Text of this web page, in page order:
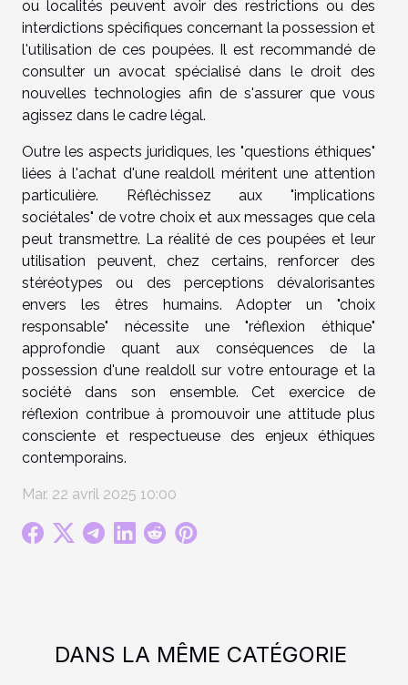
ou localités peuvent avoir des restrictions ou des
interdictions spécifiques concernant la possession et
l'utilisation de ces poupées. Il est recommandé de
consulter un avocat spécialisé dans le droit des
nouvelles technologies afin de s'assurer que vous
agissez dans le cadre légal.
Outre les aspects juridiques, les "questions éthiques"
liées à l'achat d'une realdoll méritent une attention
particulière. Réfléchissez aux "implications
sociétales" de votre choix et aux messages que cela
peut transmettre. La réalité de ces poupées et leur
utilisation peuvent, chez certains, renforcer des
stéréotypes ou des perceptions dévalorisantes
envers les êtres humains. Adopter un "choix
responsable" nécessite une "réflexion éthique"
approfondie quant aux conséquences de la
possession d'une realdoll sur votre entourage et la
société dans son ensemble. Cet exercice de
réflexion contribue à promouvoir une attitude plus
consciente et respectueuse des enjeux éthiques
contemporains.
Mar. 22 avril 2025 10:00
DANS LA MÊME CATÉGORIE